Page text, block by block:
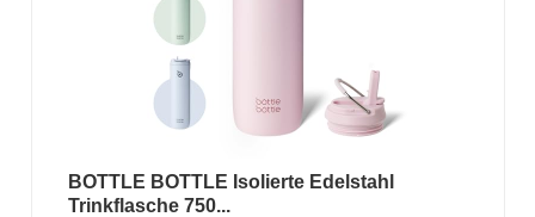
BOTTLE BOTTLE Isolierte Edelstahl
Trinkflasche 750...